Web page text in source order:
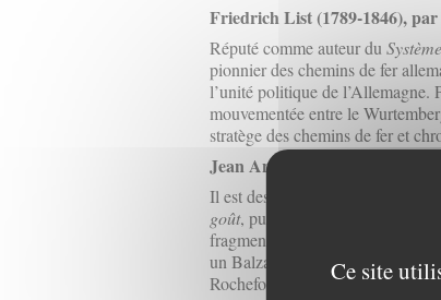
Friedrich List (1789-1846),
Réputé comme auteur du
pionnier des chemins de fer
l’unité politique de l’Allemagne.
mouvementée entre le
stratège des chemins de fer et
Jean Anthelme Brillat-
Il est des écrivains plus
goût, publiée anonymement en
fragmentaire, mais, en dépit de la
un Balzac qu’on tenait avec ces
Rochefoucauld, rarement lue
Ce site